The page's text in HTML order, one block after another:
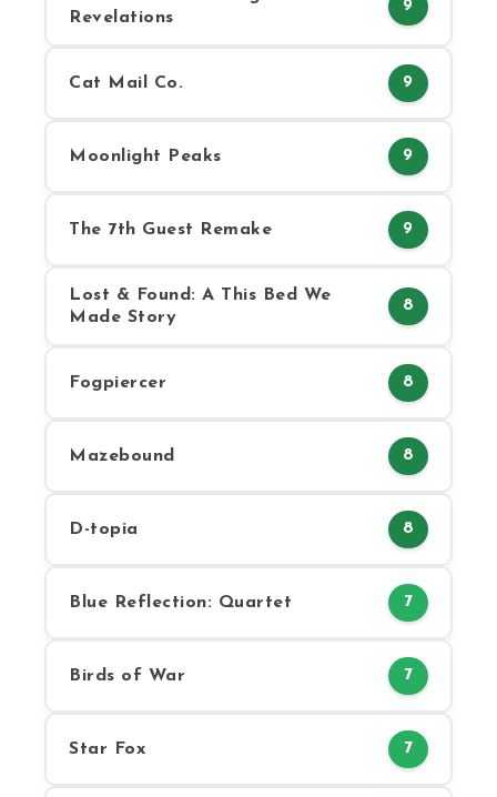
Revelations
9
Cat Mail Co. 9
Moonlight Peaks 9
The 7th Guest Remake 9
Lost & Found: A This Bed We
Made Story
8
Fogpiercer 8
Mazebound 8
D-topia 8
Blue Reflection: Quartet 7
Birds of War 7
Star Fox 7